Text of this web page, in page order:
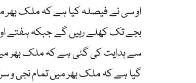
بجے تک کھلے رہیں گے جبکہ ہفتے اور
سے ہدایت کی گئی ہے کہ ملک بھر میں